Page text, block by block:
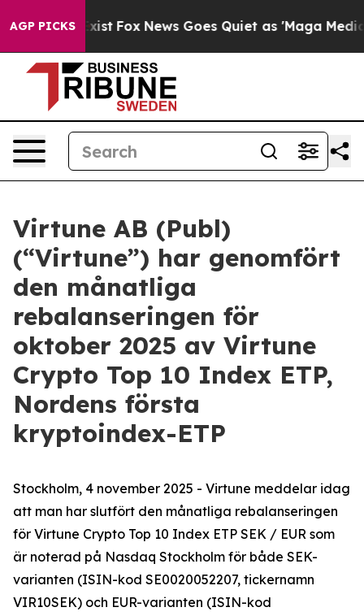
AGP PICKS
They Exist Fox News Goes Quiet as 'Maga Media
Virtune AB (Publ)
(“Virtune”) har genomfört
den månatliga
rebalanseringen för
oktober 2025 av Virtune
Crypto Top 10 Index ETP,
Nordens första
kryptoindex-ETP
Stockholm, 4 november 2025 - Virtune meddelar idag
att man har slutfört den månatliga rebalanseringen
för Virtune Crypto Top 10 Index ETP SEK / EUR som
är noterad på Nasdaq Stockholm för både SEK-
varianten (ISIN-kod SE0020052207, tickernamn
VIR10SEK) och EUR-varianten (ISIN-kod